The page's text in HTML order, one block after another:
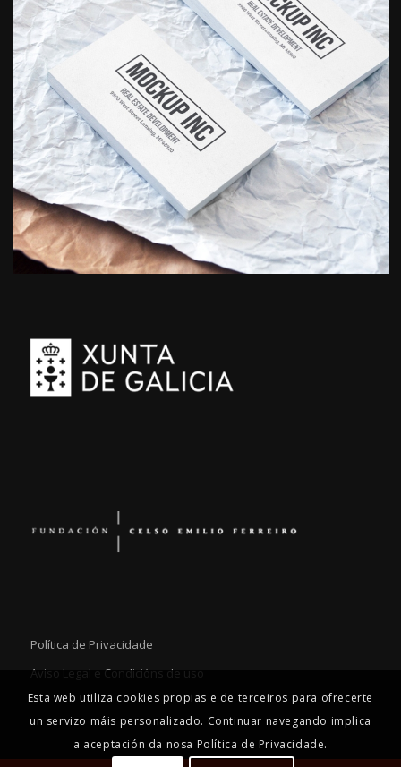
Política de Privacidade
Aviso Legal e Condicións de uso
Esta web utiliza cookies propias e de terceiros para ofrecerte
un servizo máis personalizado. Continuar navegando implica
a aceptación da nosa Política de Privacidade.